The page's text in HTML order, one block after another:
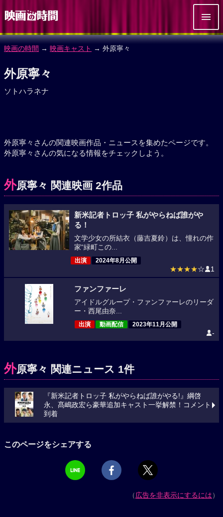
映画の時間 → 映画キャスト → 外原寧々
外原寧々
ソトハラネナ
外原寧々さんの関連映画作品・ニュースを集めたページです。
外原寧々さんの気になる情報をチェックしよう。
外原寧々 関連映画 2作品
新米記者トロッ子 私がやらねば誰がや
る！
文学少女の所結衣（藤吉夏鈴）は、憧れの作
家“緑町この...
出演 2024年8月公開
★★★★☆ 1
ファンファーレ
アイドルグループ・ファンファーレのリーダ
ー・西尾由奈...
出演 動画配信 2023年11月公開
-
外原寧々 関連ニュース 1件
『新米記者トロッ子 私がやらねば誰がやる!』綱啓
永、髙嶋政宏ら豪華追加キャスト一挙解禁！コメント
到着
このページをシェアする
（広告を非表示にするには）